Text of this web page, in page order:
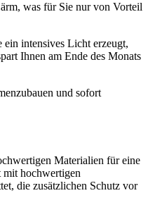
was für Sie nur von Vorteil
intensives Licht erzeugt,
Ihnen am Ende des Monats
und sofort
Materialien für eine
mit hochwertigen
die zusätzlichen Schutz vor